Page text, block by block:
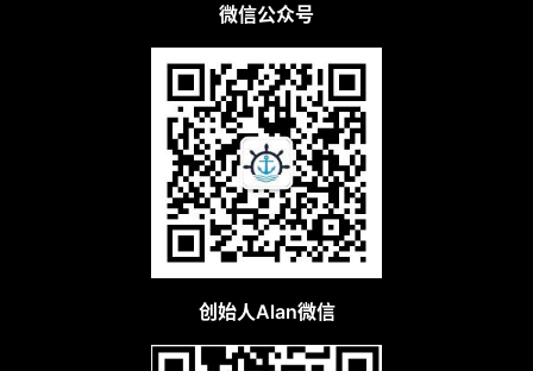
微信公众号
创始人Alan微信